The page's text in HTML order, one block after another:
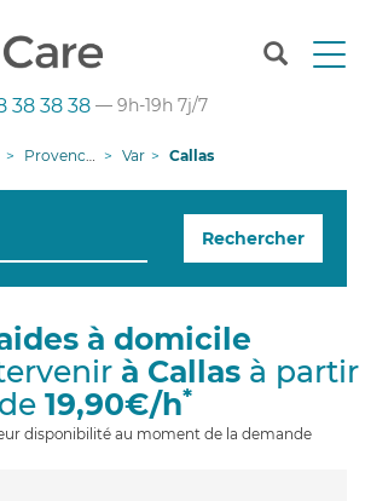
T
n
g
i
38 38 38 — 9h-19h 7j/7
Provence-Alpes-Côte d'Azur Var Callas
Rechercher
à domicile
à Callas à partir
de 19,90€/h*
disponibilité au moment de la demande